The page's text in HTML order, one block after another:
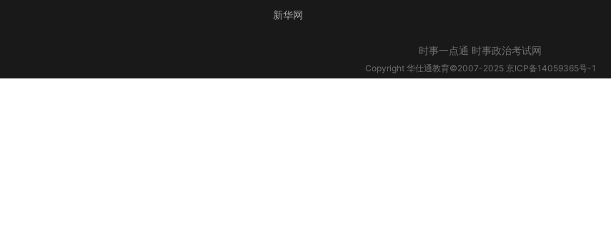
新华网
时事一点通 时事政治考试网
Copyright 华仕通教育©2007-2025 京ICP备14059365号-1